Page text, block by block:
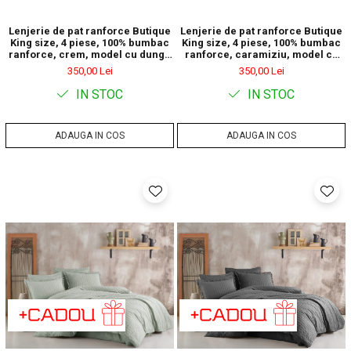
Lenjerie de pat ranforce Butique
King size, 4 piese, 100% bumbac
ranforce, crem, model cu dungi,
ESTINA V10
350,00 Lei
IN STOC
ADAUGA IN COS
Lenjerie de pat ranforce Butique
King size, 4 piese, 100% bumbac
ranforce, caramiziu, model cu
dungi, ESTINA V9
350,00 Lei
IN STOC
ADAUGA IN COS